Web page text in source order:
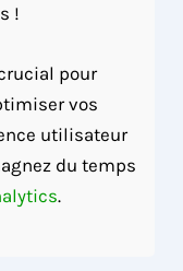
!
pour
vos
utilisateur
du temps
.